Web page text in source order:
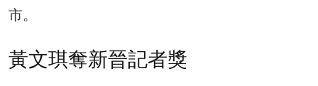
市。
黃文琪奪新晉記者獎